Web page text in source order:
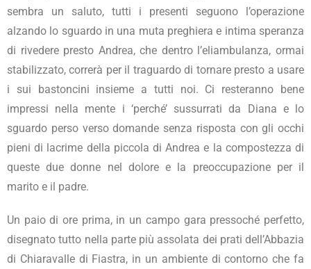
sembra un saluto, tutti i presenti seguono l’operazione
alzando lo sguardo in una muta preghiera e intima speranza
di rivedere presto Andrea, che dentro l’eliambulanza, ormai
stabilizzato, correrà per il traguardo di tornare presto a usare
i sui bastoncini insieme a tutti noi. Ci resteranno bene
impressi nella mente i ‘perché’ sussurrati da Diana e lo
sguardo perso verso domande senza risposta con gli occhi
pieni di lacrime della piccola di Andrea e la compostezza di
queste due donne nel dolore e la preoccupazione per il
marito e il padre.
Un paio di ore prima, in un campo gara pressoché perfetto,
disegnato tutto nella parte più assolata dei prati dell’Abbazia
di Chiaravalle di Fiastra, in un ambiente di contorno che fa